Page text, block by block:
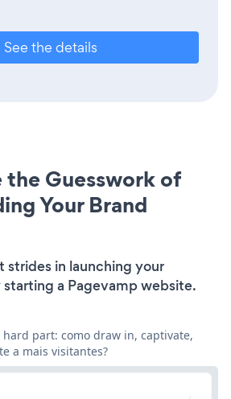
See the details
the Guesswork of
Your Brand
strides in launching your
starting a Pagevamp website.
part: como draw in, captivate,
a mais visitantes?